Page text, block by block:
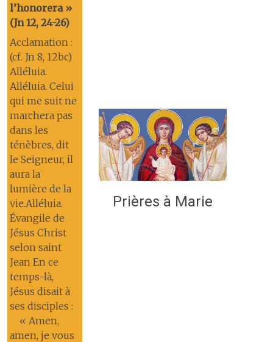
l’honorera »
(Jn 12, 24-26)
Acclamation :
(cf. Jn 8, 12bc)
Alléluia.
Alléluia. Celui
qui me suit ne
marchera pas
dans les
ténèbres, dit
le Seigneur, il
aura la
lumière de la
vie.Alléluia.
Évangile de
Jésus Christ
selon saint
Jean En ce
temps-là,
Jésus disait à
ses disciples :
« Amen,
amen, je vous
Prières à Marie